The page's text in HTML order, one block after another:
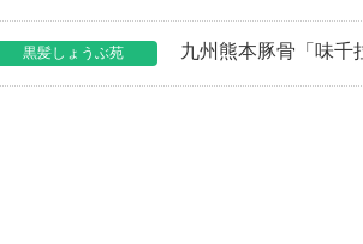
黒髪しょうぶ苑 九州熊本豚骨「味千